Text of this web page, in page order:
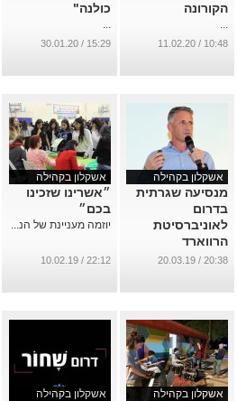
הקורונה
...
10:48 / 11.02.20
כולנה"
...
15:29 / 30.01.20
אשקלון בקהילה
מנסיעה שגרתית
בדרום
לאוניברסיטת
הרווארד
...
20:38 / 20.03.19
אשקלון בקהילה
״אשרינו שזכינו
בכם״
יוזמה מעניינת של הנ...
22:12 / 10.02.19
אשקלון בקהילה אשקלון בקהילה